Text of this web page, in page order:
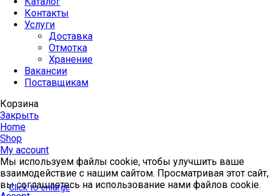
Click to enlarge
Контакты
Услуги
Доставка
Отмотка
Хранение
Вакансии
Поставщикам
Корзина
Закрыть
Home
Shop
My account
Мы используем файлы cookie, чтобы улучшить ваше
взаимодействие с нашим сайтом. Просматривая этот сайт,
вы соглашаетесь на использование нами файлов cookie.